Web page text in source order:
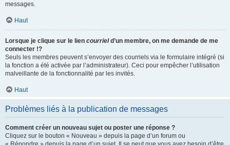
messages.
Haut
Lorsque je clique sur le lien courrield’un membre, on me demande de me
connecter !?
Seuls les membres peuvent s’envoyer des courriels via le formulaire intégré (si
la fonction a été activée par l’administrateur). Ceci pour empêcher l’utilisation
malveillante de la fonctionnalité par les invités.
Haut
Problèmes liés à la publication de messages
Comment créer un nouveau sujet ou poster une réponse ?
Cliquez sur le bouton « Nouveau » depuis la page d’un forum ou